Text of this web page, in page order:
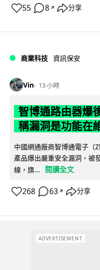
55 8 ↗ 分享
商業科技 資訊保安
Vin 13 小時
智博通路由器爆
稱漏洞是功能在
中國網通廠商智博通電子
產品爆出嚴重安全漏洞，被
線，旗...
閱讀全文
268 63 ↗ 分享
ADVERTISEMENT